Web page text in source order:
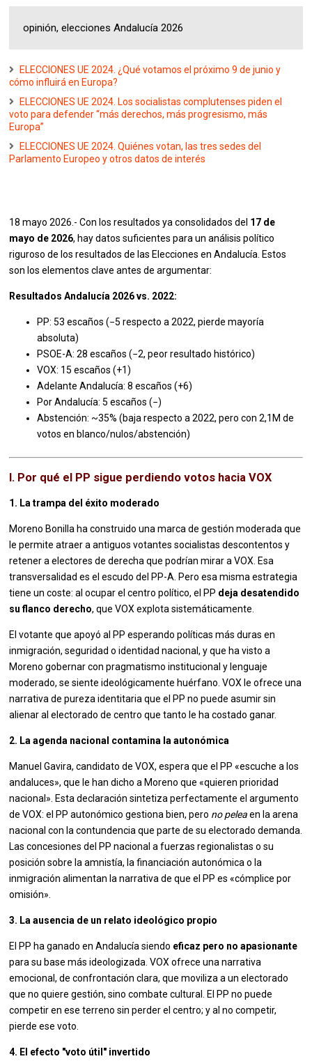
opinión, elecciones Andalucía 2026
ELECCIONES UE 2024. ¿Qué votamos el próximo 9 de junio y
cómo influirá en Europa?
ELECCIONES UE 2024. Los socialistas complutenses piden el
voto para defender “más derechos, más progresismo, más
Europa”
ELECCIONES UE 2024. Quiénes votan, las tres sedes del
Parlamento Europeo y otros datos de interés
18 mayo 2026.- Con los resultados ya consolidados del 17 de
mayo de 2026, hay datos suficientes para un análisis político
riguroso de los resultados de las Elecciones en Andalucía. Estos
son los elementos clave antes de argumentar:
Resultados Andalucía 2026 vs. 2022:
PP: 53 escaños (−5 respecto a 2022, pierde mayoría
absoluta)
PSOE-A: 28 escaños (−2, peor resultado histórico)
VOX: 15 escaños (+1)
Adelante Andalucía: 8 escaños (+6)
Por Andalucía: 5 escaños (−)
Abstención: ~35% (baja respecto a 2022, pero con 2,1M de
votos en blanco/nulos/abstención)
I. Por qué el PP sigue perdiendo votos hacia VOX
1. La trampa del éxito moderado
Moreno Bonilla ha construido una marca de gestión moderada que
le permite atraer a antiguos votantes socialistas descontentos y
retener a electores de derecha que podrían mirar a VOX. Esa
transversalidad es el escudo del PP-A. Pero esa misma estrategia
tiene un coste: al ocupar el centro político, el PP deja desatendido
su flanco derecho, que VOX explota sistemáticamente.
El votante que apoyó al PP esperando políticas más duras en
inmigración, seguridad o identidad nacional, y que ha visto a
Moreno gobernar con pragmatismo institucional y lenguaje
moderado, se siente ideológicamente huérfano. VOX le ofrece una
narrativa de pureza identitaria que el PP no puede asumir sin
alienar al electorado de centro que tanto le ha costado ganar.
2. La agenda nacional contamina la autonómica
Manuel Gavira, candidato de VOX, espera que el PP «escuche a los
andaluces», que le han dicho a Moreno que «quieren prioridad
nacional». Esta declaración sintetiza perfectamente el argumento
de VOX: el PP autonómico gestiona bien, pero no peleaen la arena
nacional con la contundencia que parte de su electorado demanda.
Las concesiones del PP nacional a fuerzas regionalistas o su
posición sobre la amnistía, la financiación autonómica o la
inmigración alimentan la narrativa de que el PP es «cómplice por
omisión».
3. La ausencia de un relato ideológico propio
El PP ha ganado en Andalucía siendo eficaz pero no apasionante
para su base más ideologizada. VOX ofrece una narrativa
emocional, de confrontación clara, que moviliza a un electorado
que no quiere gestión, sino combate cultural. El PP no puede
competir en ese terreno sin perder el centro; y al no competir,
pierde ese voto.
4. El efecto "voto útil" invertido